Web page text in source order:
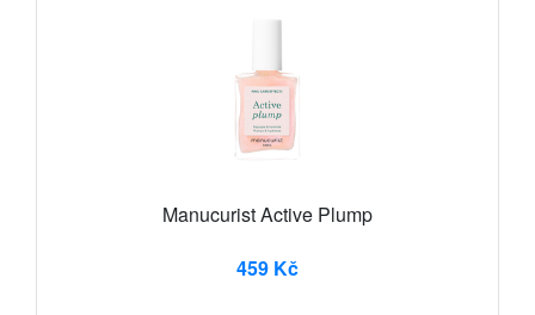
Manucurist Active Plump
459 Kč